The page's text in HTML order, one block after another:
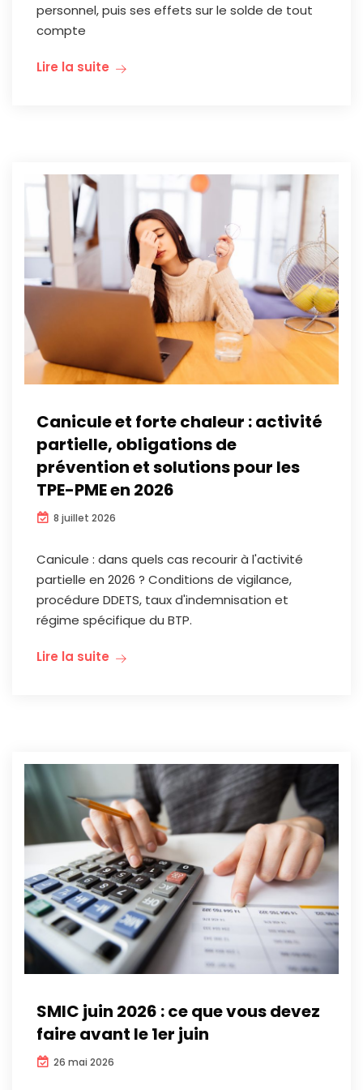
personnel, puis ses effets sur le solde de tout
compte
Lire la suite
Canicule et forte chaleur : activité
partielle, obligations de
prévention et solutions pour les
TPE-PME en 2026
8 juillet 2026
Canicule : dans quels cas recourir à l'activité
partielle en 2026 ? Conditions de vigilance,
procédure DDETS, taux d'indemnisation et
régime spécifique du BTP.
Lire la suite
SMIC juin 2026 : ce que vous devez
faire avant le 1er juin
26 mai 2026